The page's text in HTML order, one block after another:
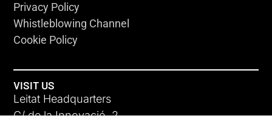
Privacy Policy
Whistleblowing Channel
Cookie Policy
VISIT US
Leitat Headquarters
C/ de la Innovació, 2